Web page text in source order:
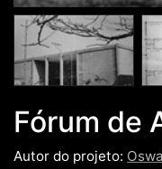
Fórum de
Autor do projeto: